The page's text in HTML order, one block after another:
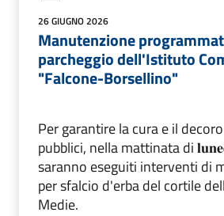
26 GIUGNO 2026
Manutenzione
parcheggio dell'Istituto
"Falcone-Borsellino"
Per garantire la cura e il
pubblici, nella mattinata di
saranno eseguiti interventi di
per sfalcio d'erba del cortile
Medie.